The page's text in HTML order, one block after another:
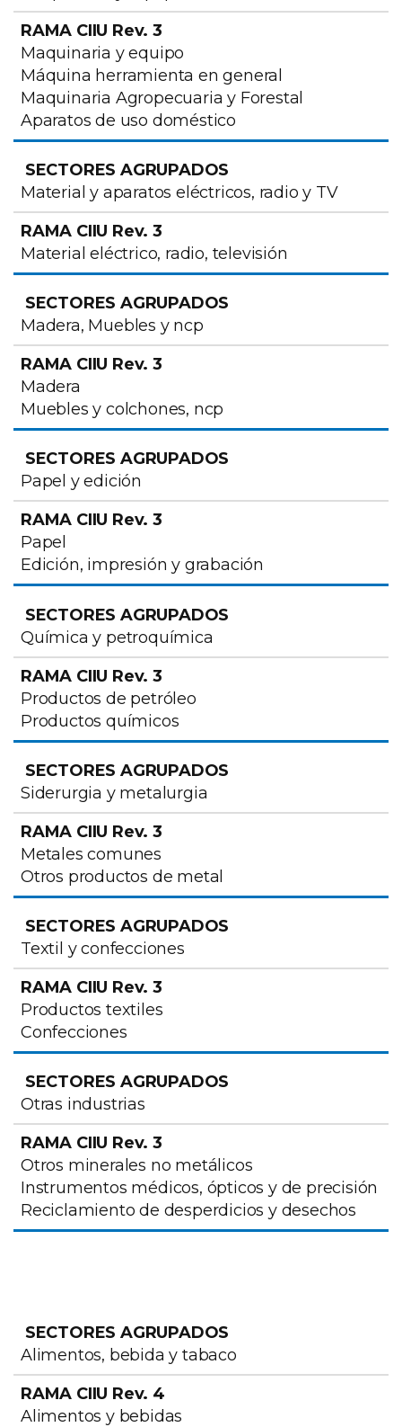
Maquinaria y equipo
Máquina herramienta en general
Maquinaria Agropecuaria y Forestal
Aparatos de uso doméstico
Material y aparatos eléctricos, radio y TV
Material eléctrico, radio, televisión
Madera, Muebles y ncp
Madera
Muebles y colchones, ncp
Papel y edición
Papel
Edición, impresión y grabación
Química y petroquímica
Productos de petróleo
Productos químicos
Siderurgia y metalurgia
Metales comunes
Otros productos de metal
Textil y confecciones
Productos textiles
Confecciones
Otras industrias
Otros minerales no metálicos
Instrumentos médicos, ópticos y de precisión
Reciclamiento de desperdicios y desechos
SECTORES AGRUPADOS
Alimentos, bebida y tabaco
Alimentos y bebidas